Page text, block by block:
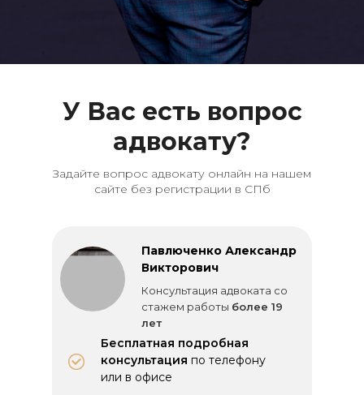
У Вас есть вопрос
адвокату?
Задайте вопрос адвокату онлайн на нашем
сайте без регистрации в СПб
Бесплатная подробная
консультация по телефону
или в офисе
Павлюченко Александр
Викторович
Консультация адвоката со
стажем работы более 19
лет